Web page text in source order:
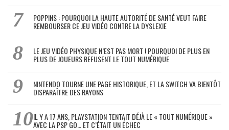
POPPINS : POURQUOI LA HAUTE AUTORITÉ DE SANTÉ VEUT FAIRE
REMBOURSER CE JEU VIDÉO CONTRE LA DYSLEXIE
LE JEU VIDÉO PHYSIQUE N’EST PAS MORT ! POURQUOI DE PLUS EN
PLUS DE JOUEURS REFUSENT LE TOUT NUMÉRIQUE
NINTENDO TOURNE UNE PAGE HISTORIQUE, ET LA SWITCH VA BIENTÔT
DISPARAÎTRE DES RAYONS
IL Y A 17 ANS, PLAYSTATION TENTAIT DÉJÀ LE « TOUT NUMÉRIQUE »
AVEC LA PSP GO… ET C’ÉTAIT UN ÉCHEC